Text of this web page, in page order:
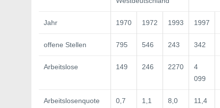
Jahr 1970 1972 1993 1997
offene Stellen 795 546 243 342
Arbeitslose 149 246 2270
4
099
Arbeitslosenquote
0,7 1,1 8,0 11,4